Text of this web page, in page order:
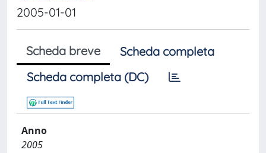
2005-01-01
Scheda breve
Scheda completa
Scheda completa (DC)
Anno
2005